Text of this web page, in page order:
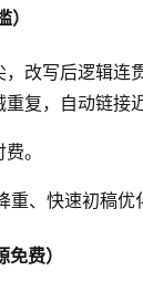
）
，改写后逻辑
复，自动链接
。
重、快速初稿优
费）